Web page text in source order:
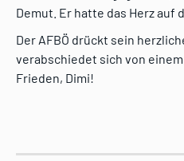
Demut. Er hatte das Herz auf
Der AFBÖ drückt sein
verabschiedet sich von
Frieden, Dimi!